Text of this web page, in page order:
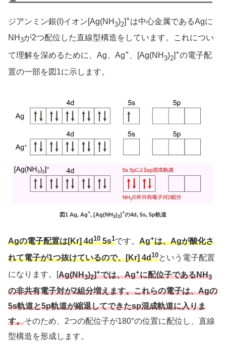
ジアンミン銀(I)イオン[Ag(NH 3)2]+は中心金属であるAgに
NH 3が2つ配位した直線型構造をしています。これについ
て理解を深めるために、Ag、Ag+ 、[Ag(NH 3)2
+の電子配
置の一部を図1に示します。
図1 Ag, Ag+, [Ag(NH3)2]+の4d, 5s, 5p軌道
Agの電子配置は[Kr] 4d105s1です。 Ag+は、Agが酸化さ
れて電子が1つ抜けているので、[Kr] 4d10という電子配置
になります。[ Ag(NH3)2]+では、Ag+に配位子であるNH3
の非共有電子対が2組分増えます。これらの電子は、Agの
5s軌道と5p軌道が縮退してできたsp混成軌道に入りま
す。そのため、2つの配位子が180°の位置に配位し、直線
型構造を形成します。